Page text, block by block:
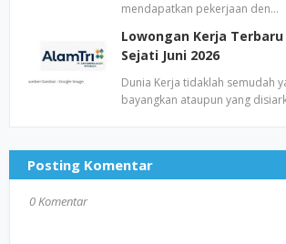
mendapatkan pekerjaan den…
Lowongan Kerja
Sejati Juni 2026
Dunia Kerja tidaklah semudah
bayangkan ataupun yang
Posting Komentar
0 Komentar